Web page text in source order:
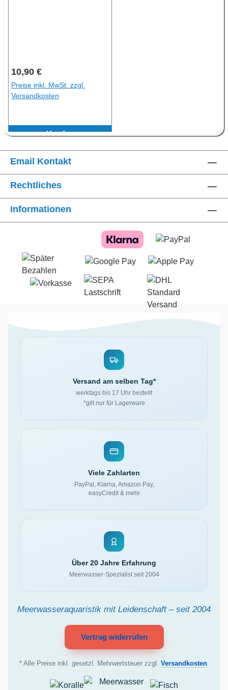
Regulärer Preis:
10,90 €
Preise inkl. MwSt. zzgl.
Versandkosten
Kaufen
Email Kontakt
Rechtliches
Informationen
Versand am selben Tag*
werktags bis 17 Uhr bestellt
*gilt nur für Lagerware
Viele Zahlarten
PayPal, Klarna, Amazon Pay,
easyCredit & mehr
Über 20 Jahre Erfahrung
Meerwasser-Spezialist seit 2004
Meerwasseraquaristik mit Leidenschaft – seit 2004
Vertrag widerrufen
* Alle Preise inkl. gesetzl. Mehrwertsteuer zzgl. Versandkosten.